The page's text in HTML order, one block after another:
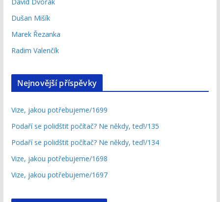
Dušan Mišík
Marek Řezanka
Radim Valenčík
Nejnovější příspěvky
Vize, jakou potřebujeme/1699
Podaří se polidštit počítač? Ne někdy, teď!/135
Podaří se polidštit počítač? Ne někdy, teď!/134
Vize, jakou potřebujeme/1698
Vize, jakou potřebujeme/1697